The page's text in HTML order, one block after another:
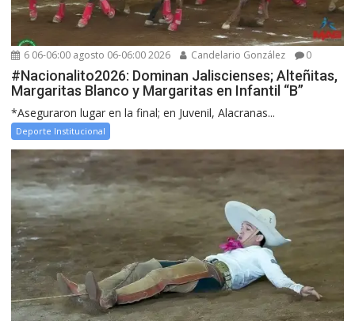
6 06-06:00 agosto 06-06:00 2026 Candelario González 0
#Nacionalito2026: Dominan Jaliscienses; Alteñitas,
Margaritas Blanco y Margaritas en Infantil “B”
*Aseguraron lugar en la final; en Juvenil, Alacranas...
Deporte Institucional